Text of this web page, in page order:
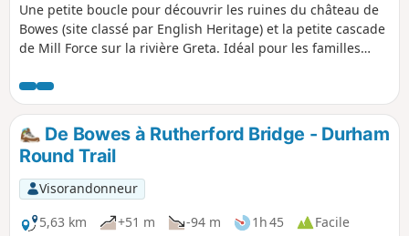
Une petite boucle pour découvrir les ruines du château de
Bowes (site classé par English Heritage) et la petite cascade
de Mill Force sur la rivière Greta. Idéal pour les familles
De Bowes à Rutherford Bridge - Durham
Round Trail
Visorandonneur
5,63 km
+51 m -94 m 1h 45
Facile